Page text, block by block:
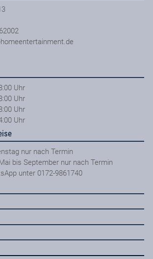
Uhr
Uhr
Uhr
Uhr
nur nach Termin
bis September nur nach Termin
unter 0172-9861740